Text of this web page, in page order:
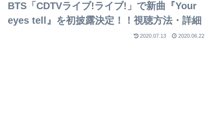
BTS「CDTVライブ!ライブ!」で新曲『Your
eyes tell』を初披露決定！！視聴方法・詳細
2020.07.13 2020.06.22